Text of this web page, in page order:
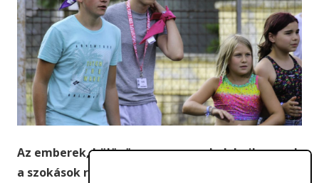
Az emberek, különösen a gyermekek hajlamosak
a szokások rabjává válni: ha egyszer valami